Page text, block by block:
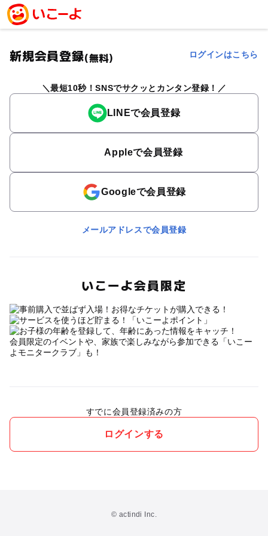
新規会員登録(無料) ログインはこちら
最短10秒！SNSでサクッとカンタン登録！
LINEで会員登録
Appleで会員登録
Googleで会員登録
メールアドレスで会員登録
いこーよ会員限定
会員限定のイベントや、家族で楽しみながら参加できる「いこー
よモニタークラブ」も！
すでに会員登録済みの方
ログインする
© actindi Inc.